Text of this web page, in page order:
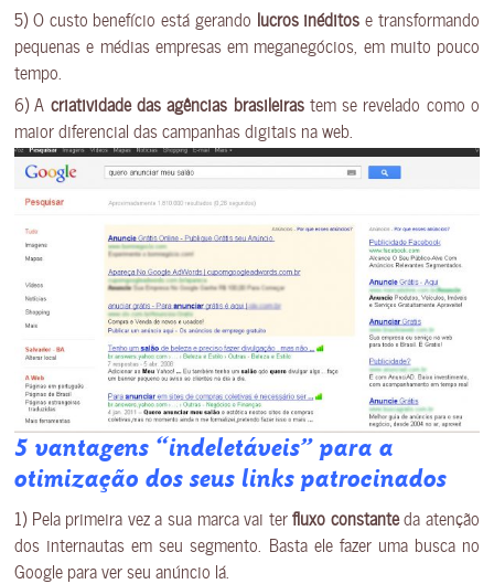
5) O custo benefício está gerando lucros inéditose transformando
pequenas e médias empresas em meganegócios, em muito pouco
tempo.
6) A criatividade das agências brasileiras tem se revelado como o
maior diferencial das campanhas digitais na web.
5 vantagens “indeletáveis” para a
otimização dos seus links patrocinados
1) Pela primeira vez a sua marca vai terfluxo constanteda atenção
dos internautas em seu segmento. Basta ele fazer uma busca no
Google para ver seu anúncio lá.